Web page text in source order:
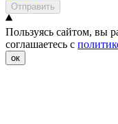
Отправить
Пользуясь сайтом, вы
соглашаетесь с
ок